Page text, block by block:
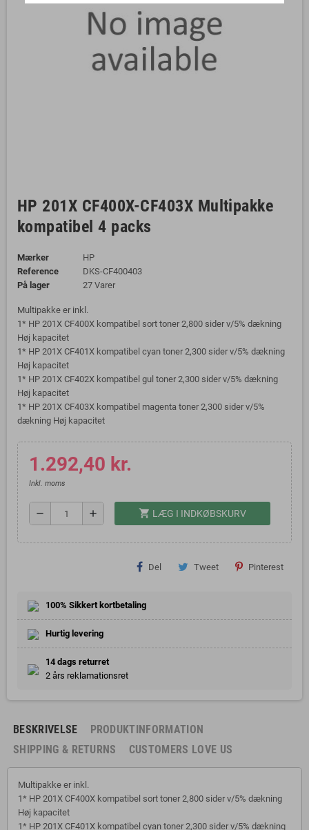
HP 201X CF400X-CF403X Multipakke
kompatibel 4 packs
Mærker
HP
Reference
DKS-CF400403
På lager
27 Varer
Multipakke er inkl.
1* HP 201X CF400X kompatibel sort toner 2,800 sider v/5% dækning
Høj kapacitet
1* HP 201X CF401X kompatibel cyan toner 2,300 sider v/5% dækning
Høj kapacitet
1* HP 201X CF402X kompatibel gul toner 2,300 sider v/5% dækning
Høj kapacitet
1* HP 201X CF403X kompatibel magenta toner 2,300 sider v/5%
dækning Høj kapacitet
1.292,40 kr.
Inkl. moms
remove add shopping_cart LÆG I INDKØBSKURV
Del Tweet Pinterest
100% Sikkert kortbetaling
Hurtig levering
14 dags returret
2 års reklamationsret
BESKRIVELSE
PRODUKTINFORMATION
SHIPPING & RETURNS
CUSTOMERS LOVE US
Multipakke er inkl.
1* HP 201X CF400X kompatibel sort toner 2,800 sider v/5% dækning
Høj kapacitet
1* HP 201X CF401X kompatibel cyan toner 2,300 sider v/5% dækning